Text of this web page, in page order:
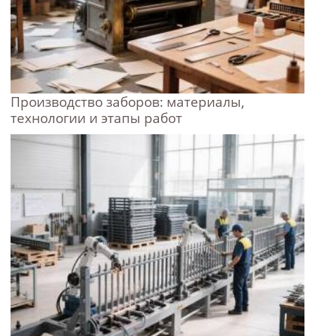
Производство заборов: материалы,
технологии и этапы работ